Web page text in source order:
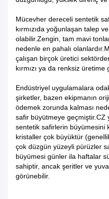
Mücevher dereceli sentetik
kırmızıda yoğunlaşan talep
olabilir.Zengin, tam mavi
nedenle en pahalı
çalışan birçok üretici
kırmızı ya da renksiz üretime
Endüstriyel uygulamalara
şirketler, bazen ekipmanın
ödemek zorunda kalması
safir büyütmeye
sentetik safirlerin büyümesini
kristaller çok büyüktür
çok düzgün yüzeyli pürüzler
büyümesi günler ila haftalar
sahiptir, ancak şeritler ve
görünebilir.